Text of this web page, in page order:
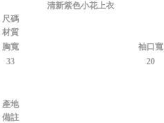
清新紫色小花上衣
尺碼
材質
胸寬
袖口寬
33
20
產地
備註